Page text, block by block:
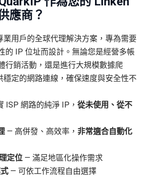
應商？
業用戶的全球代理解決方案，專為需要
的 IP 位址而設計。無論您是經營多帳
行銷活動，還是進行大規模數據爬
穩定的網路連線，確保速度與安全性不
ISP 網路的純淨 IP， 從未使用、從不
— 高併發、高效率， 非常適合自動化
定位— 滿足地區化操作需求
— 可依工作流程自由選擇